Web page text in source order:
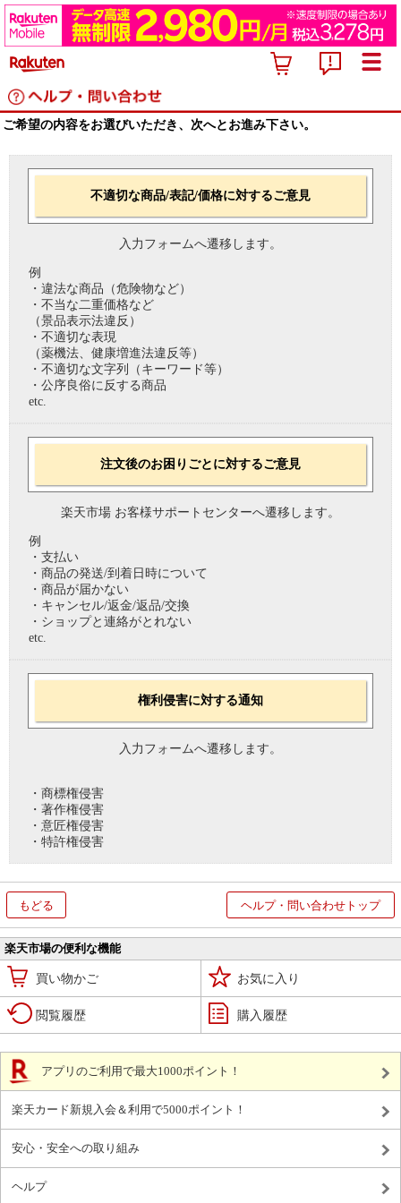
ご希望の内容をお選びいただき、次へとお進み下さい。
不適切な商品/表記/価格に対するご意見
入力フォームへ遷移します。
例
・違法な商品（危険物など）
・不当な二重価格など
（景品表示法違反）
・不適切な表現
（薬機法、健康増進法違反等）
・不適切な文字列（キーワード等）
・公序良俗に反する商品
etc.
注文後のお困りごとに対するご意見
楽天市場 お客様サポートセンターへ遷移します。
例
・支払い
・商品の発送/到着日時について
・商品が届かない
・キャンセル/返金/返品/交換
・ショップと連絡がとれない
etc.
権利侵害に対する通知
入力フォームへ遷移します。
・商標権侵害
・著作権侵害
・意匠権侵害
・特許権侵害
もどる ヘルプ・問い合わせトップ
楽天市場の便利な機能
買い物かご お気に入り
閲覧履歴 購入履歴
アプリのご利用で最大1000ポイント！
楽天カード新規入会＆利用で5000ポイント！
安心・安全への取り組み
ヘルプ